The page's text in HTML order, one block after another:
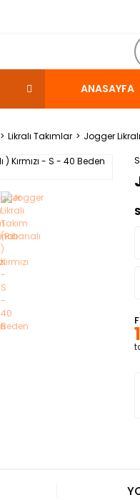
ANASAYFA
Likralı Takımlar
Jogger